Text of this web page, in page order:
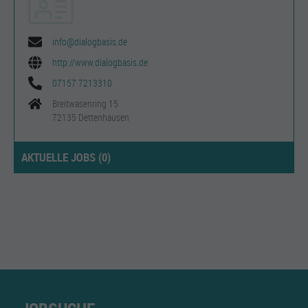
info@dialogbasis.de
http://www.dialogbasis.de
07157 7213310
Breitwasenring 15
72135 Dettenhausen
AKTUELLE JOBS (0)